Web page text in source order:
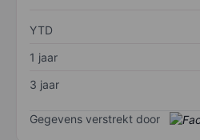
YTD
1 jaar
3 jaar
Gegevens verstrekt door